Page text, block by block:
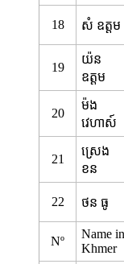
18 សំ ឧត្តម
19
យ៉ន
ឧត្តម
20
ម៉ង
វេហាស៍
21
ស្រេង
ខន
22 ថន ធូ
Nº
Name in
Khmer